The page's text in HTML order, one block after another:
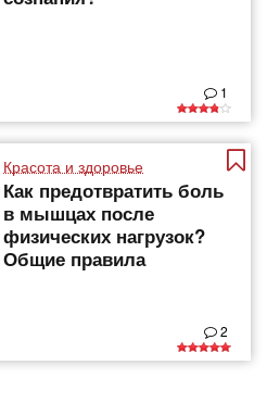
1
Красота и здоровье
Как предотвратить боль
в мышцах после
физических нагрузок?​
Общие правила
2